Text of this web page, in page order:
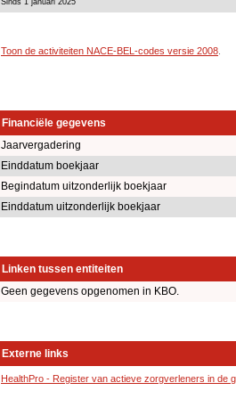
Toon de activiteiten NACE-BEL-codes versie 2008
Financiële gegevens
Jaarvergadering
Einddatum boekjaar
Begindatum uitzonderlijk boekjaar
Einddatum uitzonderlijk boekjaar
Linken tussen entiteiten
Geen gegevens opgenomen in KBO.
Externe links
HealthPro - Register van actieve zorgverleners in de